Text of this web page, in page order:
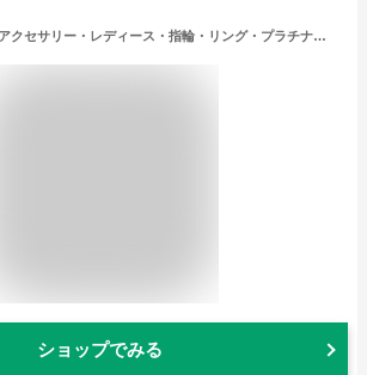
ジュエリー・アクセサリー・レディース・指輪・リング・プラチナ・ダイヤモンド・フルエタニティ・pt900・ミル打ち・フルエタニティ・ アンティーク ・0.5ct・送料無料・刻印無料・品質保証書付・ギフト・プレゼント 代引手数料無料
ショップでみる